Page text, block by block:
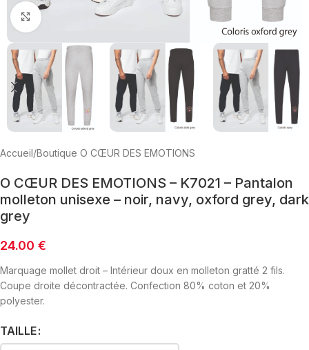
Click to enlarge
Accueil/Boutique O CŒUR DES EMOTIONS
O CŒUR DES EMOTIONS – K7021 – Pantalon
molleton unisexe – noir, navy, oxford grey, dark
grey
24.00 €
Marquage mollet droit – Intérieur doux en molleton gratté 2 fils.
Coupe droite décontractée. Confection 80% coton et 20%
polyester.
TAILLE